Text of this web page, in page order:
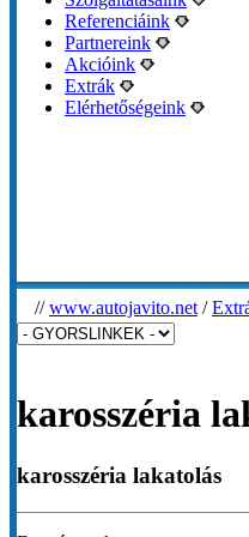
Referenciáink
Partnereink
Akcióink
Extrák
Elérhetőségeink
//www.autojavito.net /
karosszéria
karosszéria lakatolás